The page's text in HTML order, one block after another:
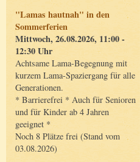
"Lamas hautnah" in den
Sommerferien
Mittwoch, 26.08.2026, 11:00 -
12:30 Uhr
Achtsame Lama-Begegnung mit
kurzem Lama-Spaziergang für alle
Generationen.
* Barrierefrei * Auch für Senioren
und für Kinder ab 4 Jahren
geeignet *
Noch 8 Plätze frei (Stand vom
03.08.2026)